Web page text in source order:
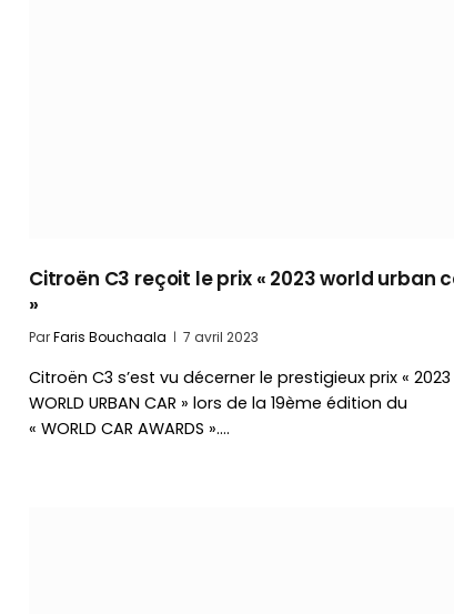
Citroën C3 reçoit le prix « 2023 world urban
»
ParFaris Bouchaala 7 avril 2023
Citroën C3 s’est vu décerner le prestigieux prix « 2023
WORLD URBAN CAR » lors de la 19ème édition du
« WORLD CAR AWARDS ».…